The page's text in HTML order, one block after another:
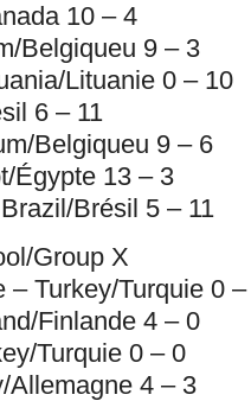
10 – 4
Belgiqueu 9 – 3
Lituanie 0 – 10
6 – 11
Belgiqueu 9 – 6
Égypte 13 – 3
Brésil 5 – 11
Group X
– Turkey/Turquie 0
Finlande 4 – 0
Turquie 0 – 0
Allemagne 4 – 3